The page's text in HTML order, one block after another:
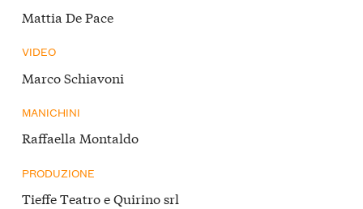
Mattia De Pace
VIDEO
Marco Schiavoni
MANICHINI
Raffaella Montaldo
PRODUZIONE
Tieffe Teatro e Quirino srl